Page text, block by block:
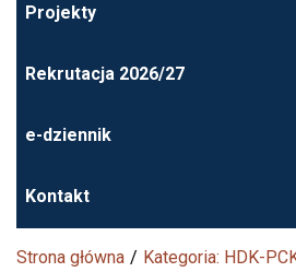
Projekty
Rekrutacja 2026/27
e-dziennik
Kontakt
Strona główna
Kategoria: HDK-